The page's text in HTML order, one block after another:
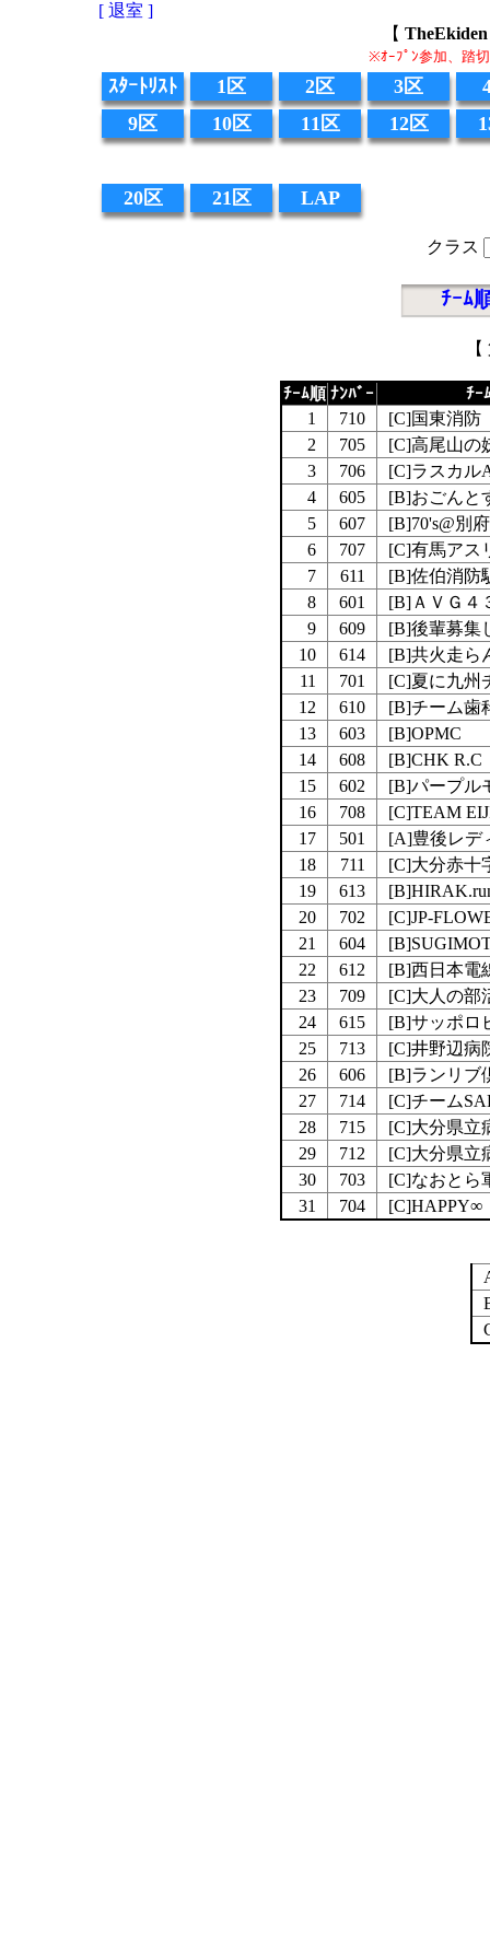
[ 退室 ]
【
※ｵｰﾌﾟﾝ参加、踏
ｽﾀｰﾄﾘｽﾄ 1区 2区 3区
9区
10区 11区 12区
20区 21区 LAP
クラス
ﾁｰﾑ
ﾁｰﾑ順 ﾅﾝﾊﾞｰ ﾁｰ
1 710
[C]国東消防
2
705
[C]高尾山の
3
706
[C]ラスカル
4
605
[B]おごんと
5
607
[B]70's@別
6
707
[C]有馬アス
7
611
[B]佐伯消防
8
601
[B]ＡＶＧ４
9
609
[B]後輩募集
10
614
[B]共火走ら
11
701
[C]夏に九州
12
610
[B]チーム歯
13
603
[B]OPMC
14
608
[B]CHK R.C
15
602
[B]パープル
16
708
[C]TEAM
17
501
[A]豊後レデ
18
711
[C]大分赤十
19
613
20
702
[C]JP-
21
604
22
612
[B]西日本電
23
709
[C]大人の
24
615
[B]サッポロ
25
713
[C]井野辺病
26
606
[B]ランリブ
27
714
[C]チーム
28
715
[C]大分県立
29
712
[C]大分県立
30
703
[C]なおとら
31
704 [C]HAPPY∞